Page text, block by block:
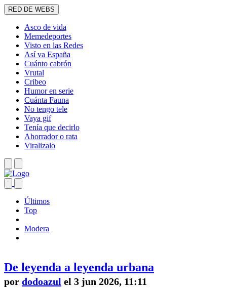
RED DE WEBS
Asco de vida
Memedeportes
Visto en las Redes
Así va España
Cuánto cabrón
Vrutal
Cribeo
Humor en serie
Cuánta Fauna
No tengo tele
Vaya gif
Tenía que decirlo
Ahorrador o rata
Viralizalo
Últimos
Top
Modera
De leyenda a leyenda urbana
por dodoazul el 3 jun 2026, 11:11